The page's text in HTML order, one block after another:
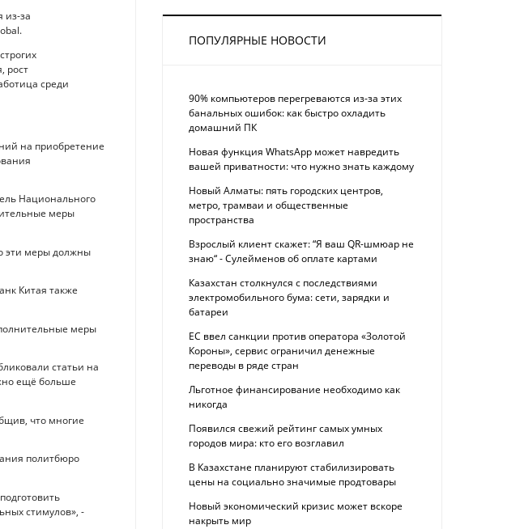
из-за
рост
среди
на приобретение
Национального
меры
эти меры должны
Китая также
меры
статьи на
ещё больше
что многие
политбюро
стимулов», -
ПОПУЛЯРНЫЕ НОВОСТИ
90% компьютеров перегреваются из-за этих
банальных ошибок: как быстро охладить
домашний ПК
Новая функция WhatsApp может навредить
вашей приватности: что нужно знать каждому
Новый Алматы: пять городских центров,
метро, трамваи и общественные
пространства
Взрослый клиент скажет: “Я ваш QR-шмюар не
знаю“ - Сулейменов об оплате картами
Казахстан столкнулся с последствиями
электромобильного бума: сети, зарядки и
батареи
ЕС ввел санкции против оператора «Золотой
Короны», сервис ограничил денежные
переводы в ряде стран
Льготное финансирование необходимо как
никогда
Появился свежий рейтинг самых умных
городов мира: кто его возглавил
В Казахстане планируют стабилизировать
цены на социально значимые продтовары
Новый экономический кризис может вскоре
накрыть мир